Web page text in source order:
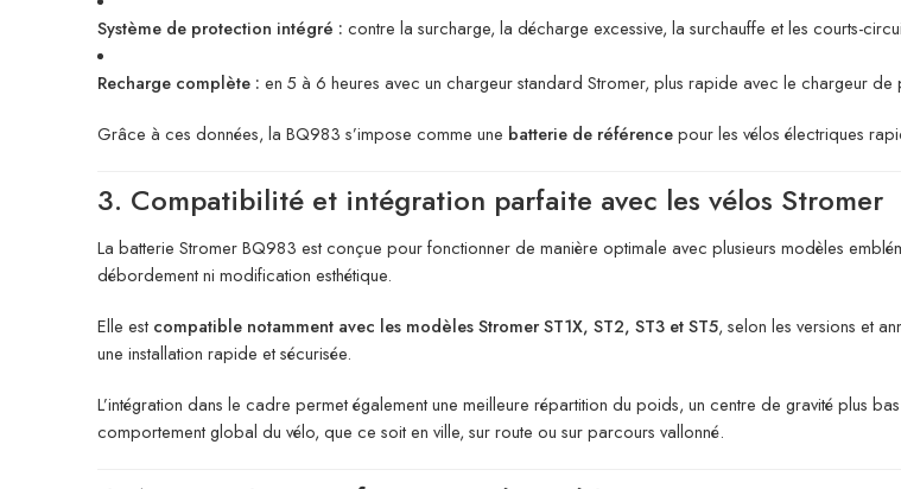
Système de protection intégré : contre la surcharge, la décharge excessive, la surchauffe et les courts-
Recharge complète : en 5 à 6 heures avec un chargeur standard Stromer, plus rapide avec le chargeur de
Grâce à ces données, la BQ983 s’impose comme une batterie de référencepour les vélos électriques
3. Compatibilité et intégration parfaite avec les vélos Stromer
La batterie Stromer BQ983 est conçue pour fonctionner de manière optimale avec plusieurs modèles
débordement ni modification esthétique.
Elle est compatible notamment avec les modèles Stromer ST1X, ST2, ST3 et ST5, selon les versions et
une installation rapide et sécurisée.
L’intégration dans le cadre permet également une meilleure répartition du poids, un centre de gravité plus
comportement global du vélo, que ce soit en ville, sur route ou sur parcours vallonné.